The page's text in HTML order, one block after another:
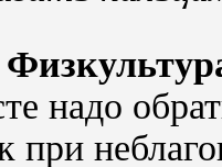
надо
при